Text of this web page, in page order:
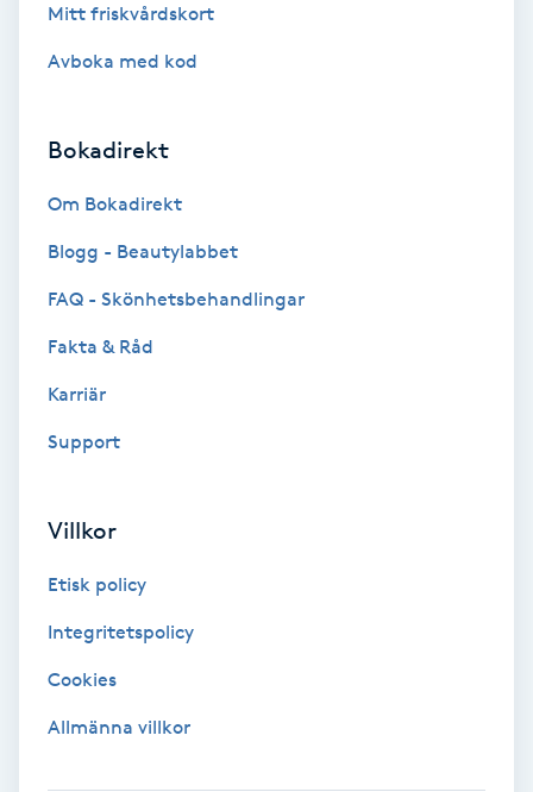
Hårvård
Hälsprickor
Idrottsmassage
IR-massage
Japansk massage
Mitt friskvårdskort
Avboka med kod
Bokadirekt
Om Bokadirekt
Blogg - Beautylabbet
FAQ - Skönhetsbehandlingar
Fakta & Råd
Karriär
Support
Villkor
Etisk policy
Integritetspolicy
Cookies
Allmänna villkor